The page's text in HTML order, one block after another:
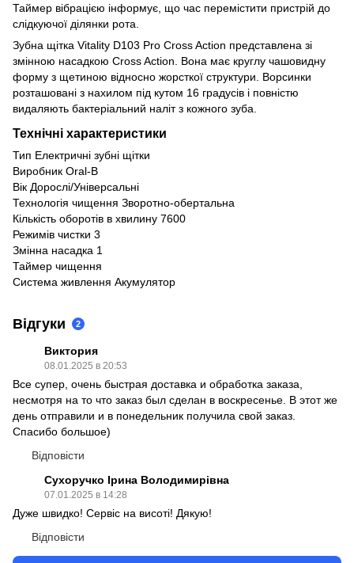
Таймер вібрацією інформує, що час перемістити пристрій до
слідкуючої ділянки рота.
Зубна щітка Vitality D103 Pro Cross Action представлена зі
змінною насадкою Cross Action. Вона має круглу чашовидну
форму з щетиною відносно жорсткої структури. Ворсинки
розташовані з нахилом під кутом 16 градусів і повністю
видаляють бактеріальний наліт з кожного зуба.
Технічні характеристики
Тип Електричні зубні щітки
Виробник Oral-B
Вік Дорослі/Універсальні
Технологія чищення Зворотно-обертальна
Кількість оборотів в хвилину 7600
Режимів чистки 3
Змінна насадка 1
Таймер чищення
Система живлення Акумулятор
Відгуки 2
Виктория
08.01.2025 в 20:53
Все супер, очень быстрая доставка и обработка заказа,
несмотря на то что заказ был сделан в воскресенье. В этот же
день отправили и в понедельник получила свой заказ.
Спасибо большое)
Відповісти
Сухоручко Ірина Володимирівна
07.01.2025 в 14:28
Дуже швидко! Сервіс на висоті! Дякую!
Відповісти